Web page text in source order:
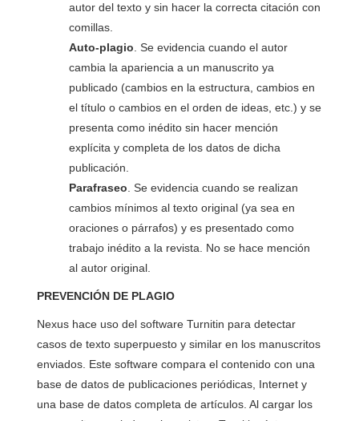
autor del texto y sin hacer la correcta citación con
comillas.
Auto-plagio . Se evidencia cuando el autor
cambia la apariencia a un manuscrito ya
publicado (cambios en la estructura, cambios en
el título o cambios en el orden de ideas, etc.) y se
presenta como inédito sin hacer mención
explícita y completa de los datos de dicha
publicación.
Parafraseo . Se evidencia cuando se realizan
cambios mínimos al texto original (ya sea en
oraciones o párrafos) y es presentado como
trabajo inédito a la revista. No se hace mención
al autor original.
PREVENCIÓN DE PLAGIO
Nexus hace uso del software Turnitin para detectar
casos de texto superpuesto y similar en los manuscritos
enviados. Este software compara el contenido con una
base de datos de publicaciones periódicas, Internet y
una base de datos completa de artículos. Al cargar los